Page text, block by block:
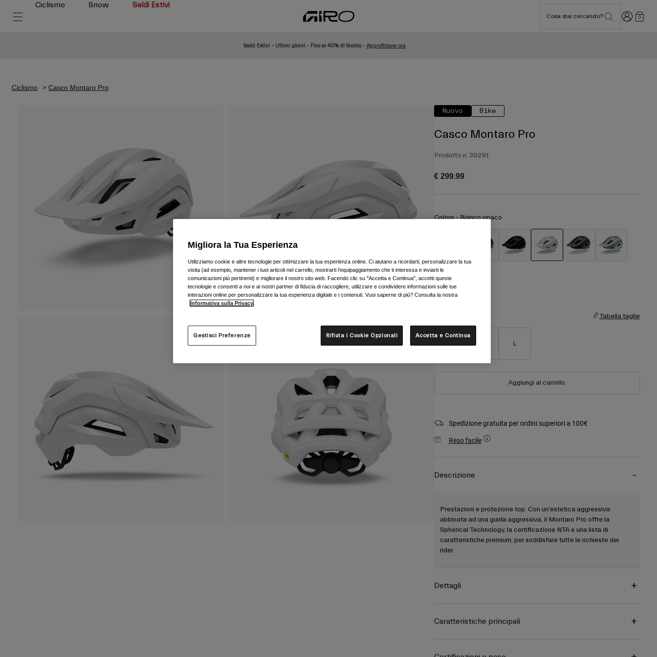
Ciclismo Snow Saldi Estivi
Cosa stai cercando? Accedi
0
Saldi Estivi - Ultimi giorni - Fino al 40% di Sconto - Approfittane ora
Ciclismo Casco Montaro Pro
Nuovo Bike
Casco Montaro Pro
Prodotto n. 39291
€ 299.99
Colore -Bianco opaco
Tabella taglie
S L
Aggiungi al carrello
Spedizione gratuita per ordini superiori a 100€
Reso facile
Descrizione
Prestazioni e protezione top. Con un'estetica aggressiva
abbinata ad una guida aggressiva, il Montaro Pro offre la
Spherical Technology, la certificazione NTA e una lista di
caratteristiche premium, per soddisfare tutte le richieste dei
rider.
Dettagli
Caratteristiche principali
Migliora la Tua Esperienza
Utilizziamo cookie e altre tecnologie per ottimizzare la tua esperienza online. Ci aiutano a ricordarti, personalizzare la tua
visita (ad esempio, mantener i tuoi articoli nel carrello, mostrarti l’equipaggiamento che ti interessa e inviarti le
comunicazioni più pertinenti) e migliorare il nostro sito web. Facendo clic su "Accetta e Continua", accetti queste
tecnologie e consenti a noi e ai nostri partner di fiducia di raccogliere, utilizzare e condividere informazioni sulle tue
interazioni online per personalizzare la tua esperienza digitale e i contenuti. Vuoi saperne di più? Consulta la nostra
Informativa sulla Privacy
Gestisci Preferenze Rifiuta i Cookie Opzionali Accetta e Continua